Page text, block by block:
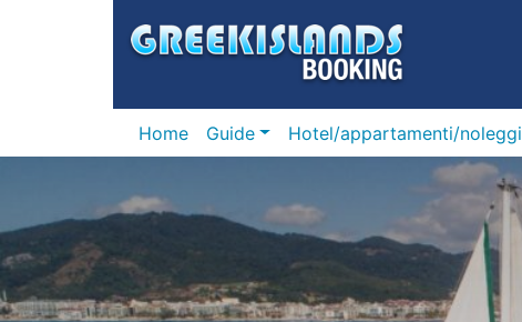
Home Guide Hotel/appartamenti/noleggi